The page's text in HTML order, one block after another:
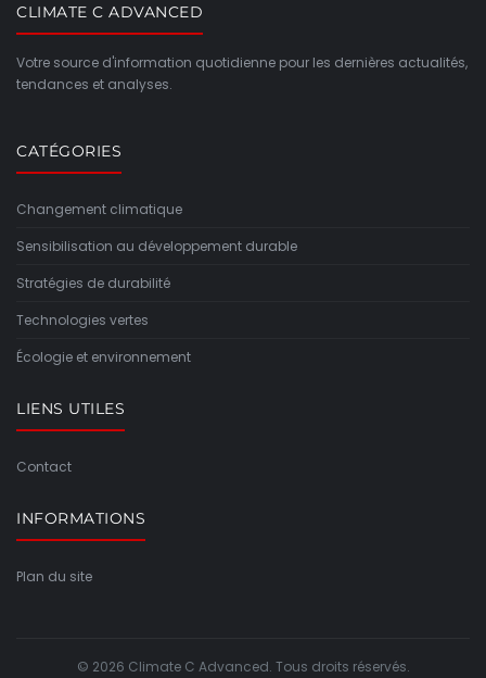
CLIMATE C ADVANCED
Votre source d'information quotidienne pour les dernières actualités,
tendances et analyses.
CATÉGORIES
Changement climatique
Sensibilisation au développement durable
Stratégies de durabilité
Technologies vertes
Écologie et environnement
LIENS UTILES
Contact
INFORMATIONS
Plan du site
© 2026 Climate C Advanced. Tous droits réservés.